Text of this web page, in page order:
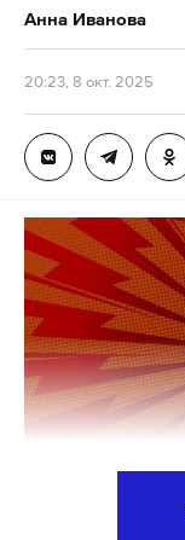
Анна Иванова
20:23, 8 окт. 2025